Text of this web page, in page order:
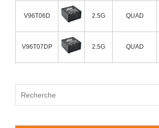
V96T06D 2.5G QUAD
V96T07DP 2.5G QUAD